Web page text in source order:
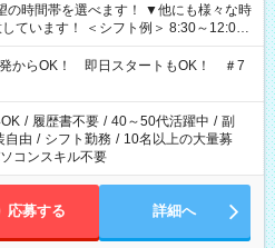
選べます！ ▼他にも様々な時
ています！ ＜シフト例＞ 8:30～12:00
22:00～翌6:00 など
からOK！ 即日スタートもOK！ ＃7
/ 履歴書不要 / 40～50代活躍中 / 副
自由 / シフト勤務 / 10名以上の大量募
コンスキル不要
応募する 詳細へ